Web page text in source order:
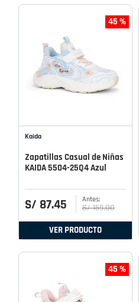
45 %
Kaida
Zapatillas Casual de Niñas
KAIDA 5504-25Q4 Azul
S/ 87.45 S/ 159.00
VER PRODUCTO
45 %